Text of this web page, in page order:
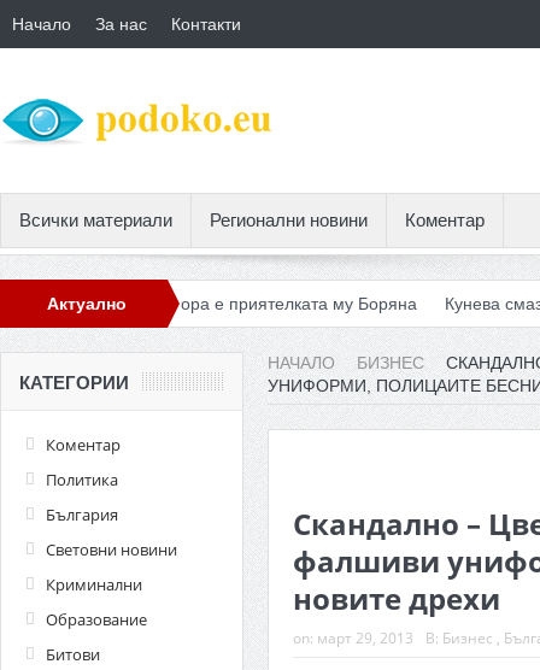
Начало За нас Контакти
Всички материали Регионални новини Коментар
Актуално
в София, втора е приятелката му Боряна Кунева смаза
НАЧАЛО БИЗНЕС
УНИФОРМИ, ПОЛИЦАИТЕ
Скандално –
фалшиви
новите дрехи
on: март 29, 2013 В: Бизнес ,
КАТЕГОРИИ
Коментар
Политика
България
Световни новини
Криминални
Образование
Битови